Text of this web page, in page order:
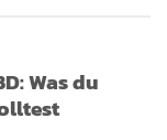
Was du